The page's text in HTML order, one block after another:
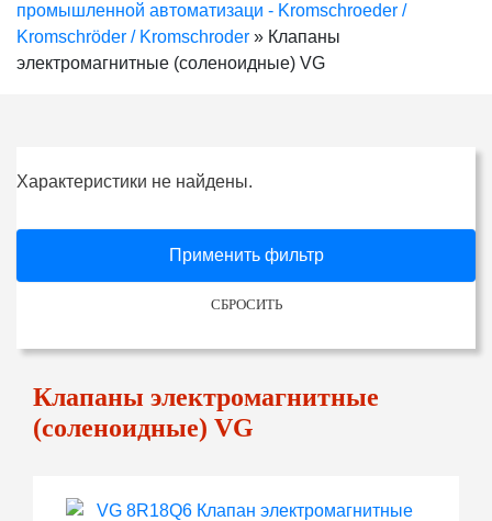
промышленной автоматизаци - Kromschroeder /
Kromschröder / Kromschroder » Клапаны
электромагнитные (соленоидные) VG
Характеристики не найдены.
Применить фильтр
СБРОСИТЬ
Клапаны электромагнитные
(соленоидные) VG